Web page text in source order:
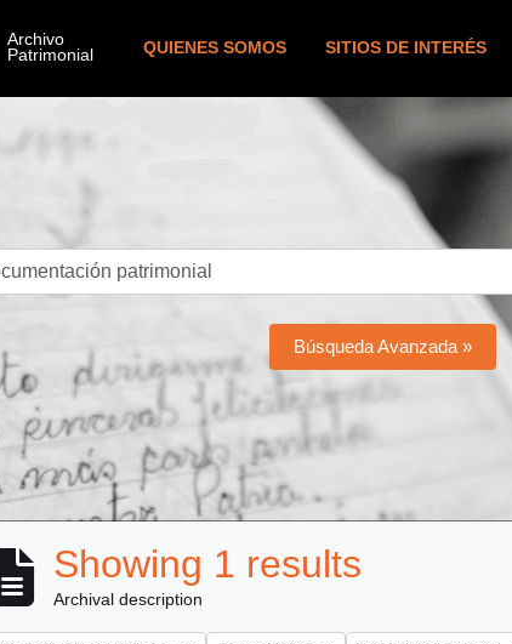
QUIENES SOMOS SITIOS DE INTERÉS
Búsqueda Avanzada »
Showing 1 results
Archival description